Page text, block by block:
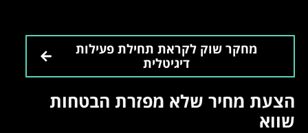
מחקר שוק לקראת תחילת פעילות
דיגיטלית
הצעת מחיר שלא מפזרת הבטחות
שווא